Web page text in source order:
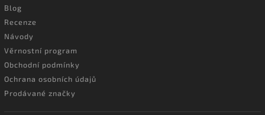
Blog
Recenze
Návody
Věrnostní program
Obchodní podmínky
Ochrana osobních údajů
Prodávané značky